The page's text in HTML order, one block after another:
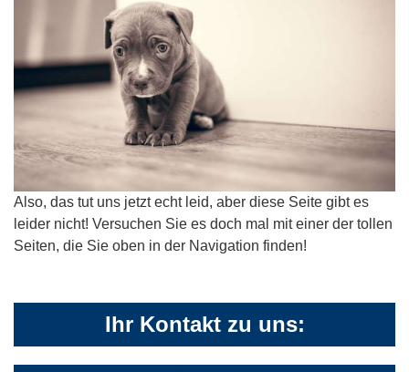
Also, das tut uns jetzt echt leid, aber diese Seite gibt es
leider nicht! Versuchen Sie es doch mal mit einer der tollen
Seiten, die Sie oben in der Navigation finden!
Ihr Kontakt zu uns: